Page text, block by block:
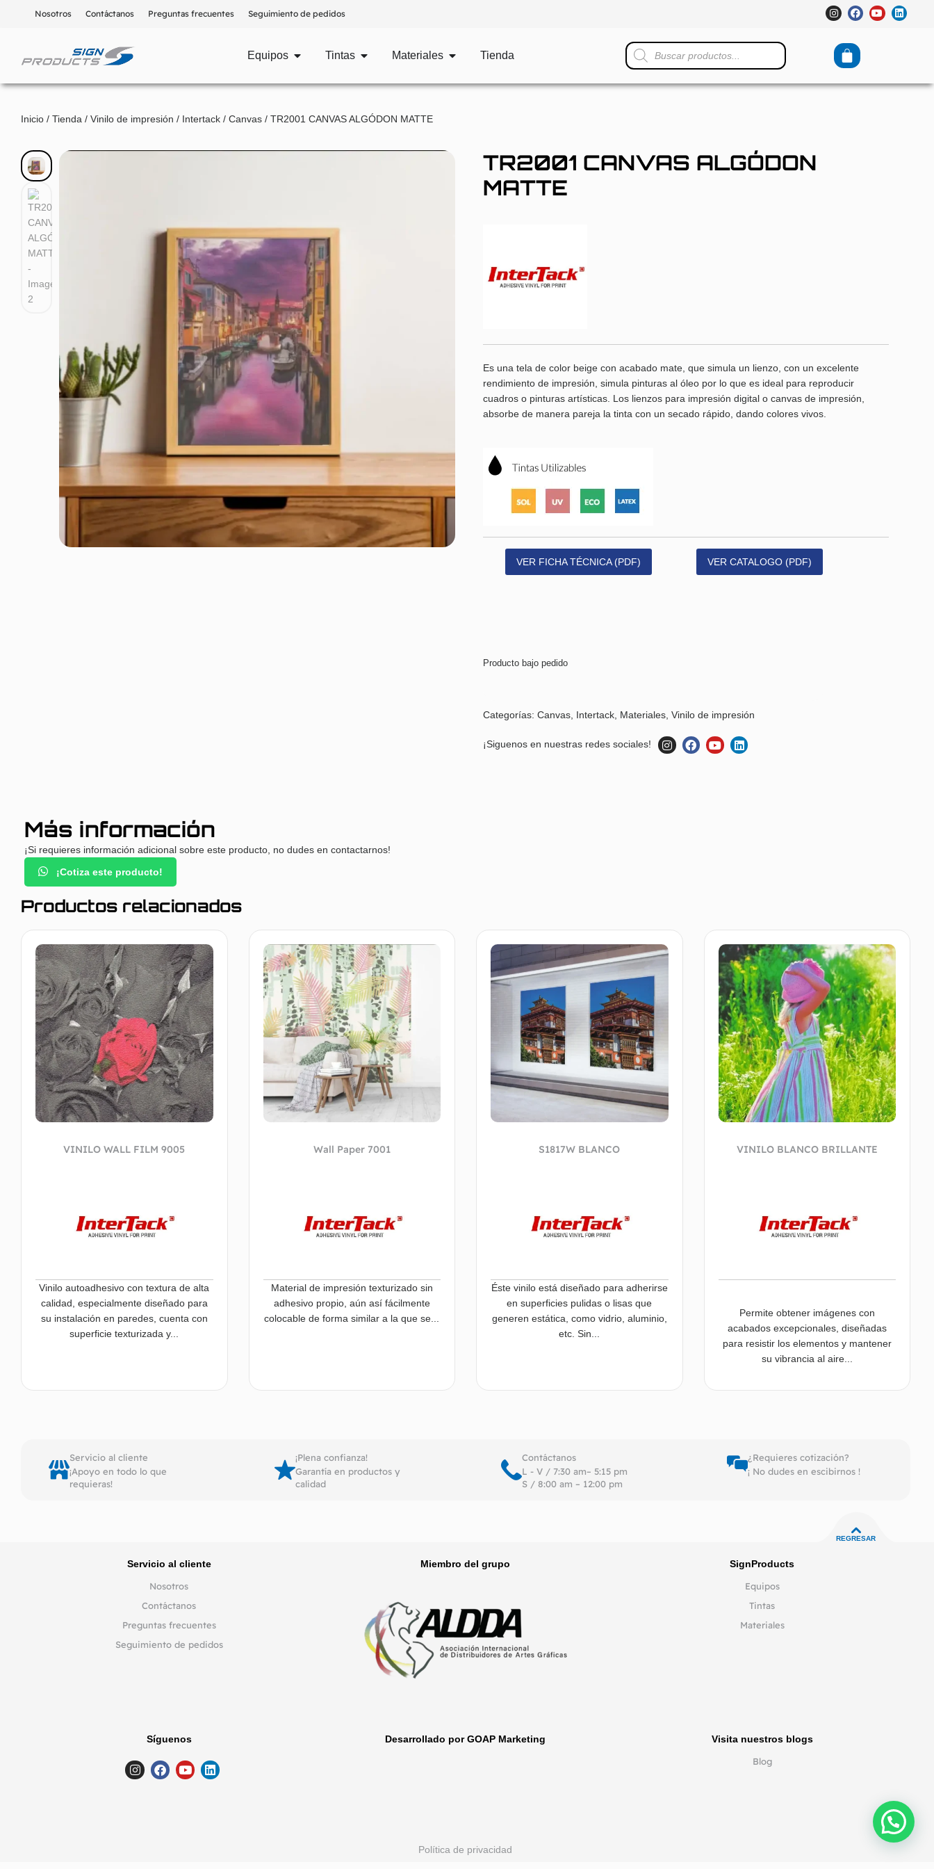
Nosotros Contáctanos Preguntas frecuentes Seguimiento de pedidos
Equipos Tintas Materiales Tienda
Inicio / Tienda / Vinilo de impresión / Intertack / Canvas / TR2001 CANVAS ALGÓDON MATTE
TR2001 CANVAS ALGÓDON
MATTE
Es una tela de color beige con acabado mate, que simula un lienzo, con un excelente
rendimiento de impresión, simula pinturas al óleo por lo que es ideal para reproducir
cuadros o pinturas artísticas. Los lienzos para impresión digital o canvas de impresión,
absorbe de manera pareja la tinta con un secado rápido, dando colores vivos.
VER FICHA TÉCNICA (PDF) VER CATALOGO (PDF)
Producto bajo pedido
Categorías:Canvas Intertack Materiales ,Vinilo de impresión
¡Siguenos en nuestras redes sociales!
Más información
¡Si requieres información adicional sobre este producto, no dudes en contactarnos!
¡Cotiza este producto!
Productos relacionados
VINILO WALL FILM 9005
Vinilo autoadhesivo con textura de alta
calidad, especialmente diseñado para
su instalación en paredes, cuenta con
superficie texturizada y...
Wall Paper 7001
Material de impresión texturizado sin
adhesivo propio, aún así fácilmente
colocable de forma similar a la que se...
S1817W BLANCO
Éste vinilo está diseñado para adherirse
en superficies pulidas o lisas que
generen estática, como vidrio, aluminio,
etc. Sin...
VINILO BLANCO BRILLANTE
Permite obtener imágenes con
acabados excepcionales, diseñadas
para resistir los elementos y mantener
su vibrancia al aire...
Servicio al cliente
¡Apoyo en todo lo que
requieras!
¡Plena confianza!
Garantía en productos y
calidad
Contáctanos
L - V / 7:30 am– 5:15 pm
S / 8:00 am – 12:00 pm
¿Requieres cotización?
¡ No dudes en escibirnos !
REGRESAR
Servicio al cliente
Nosotros
Contáctanos
Preguntas frecuentes
Seguimiento de pedidos
Miembro del grupo
SignProducts
Equipos
Tintas
Materiales
Síguenos Desarrollado por GOAP Marketing
Política de privacidad
Visita nuestros blogs
Blog